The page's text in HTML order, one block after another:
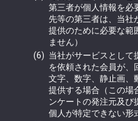
第三者が個人情報を必
先等の第三者は、当社
提供のために必要な範
ません）
当社がサービスとして
を依頼された会員が、
文字、数字、静止画、
提供する場合（この場
ンケートの発注元及び
個人が特定できない形